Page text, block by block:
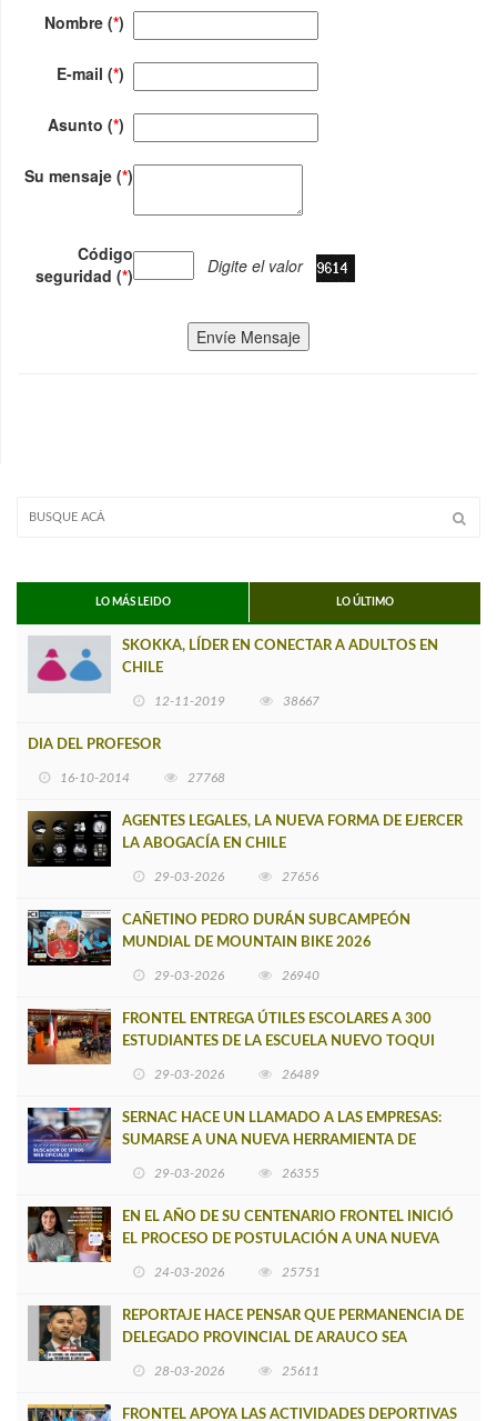
Nombre (*)
E-mail (*)
Asunto (*)
Su mensaje (*)
Código
seguridad (*) Digite el valor
Envíe Mensaje
LO MÁS LEIDO LO ÚLTIMO
SKOKKA, LÍDER EN CONECTAR A ADULTOS EN
CHILE
12-11-2019 38667
DIA DEL PROFESOR
16-10-2014 27768
AGENTES LEGALES, LA NUEVA FORMA DE EJERCER
LA ABOGACÍA EN CHILE
29-03-2026 27656
CAÑETINO PEDRO DURÁN SUBCAMPEÓN
MUNDIAL DE MOUNTAIN BIKE 2026
29-03-2026 26940
FRONTEL ENTREGA ÚTILES ESCOLARES A 300
ESTUDIANTES DE LA ESCUELA NUEVO TOQUI
29-03-2026 26489
SERNAC HACE UN LLAMADO A LAS EMPRESAS:
SUMARSE A UNA NUEVA HERRAMIENTA DE
29-03-2026 26355
EN EL AÑO DE SU CENTENARIO FRONTEL INICIÓ
EL PROCESO DE POSTULACIÓN A UNA NUEVA
24-03-2026 25751
REPORTAJE HACE PENSAR QUE PERMANENCIA DE
DELEGADO PROVINCIAL DE ARAUCO SEA
28-03-2026 25611
FRONTEL APOYA LAS ACTIVIDADES DEPORTIVAS